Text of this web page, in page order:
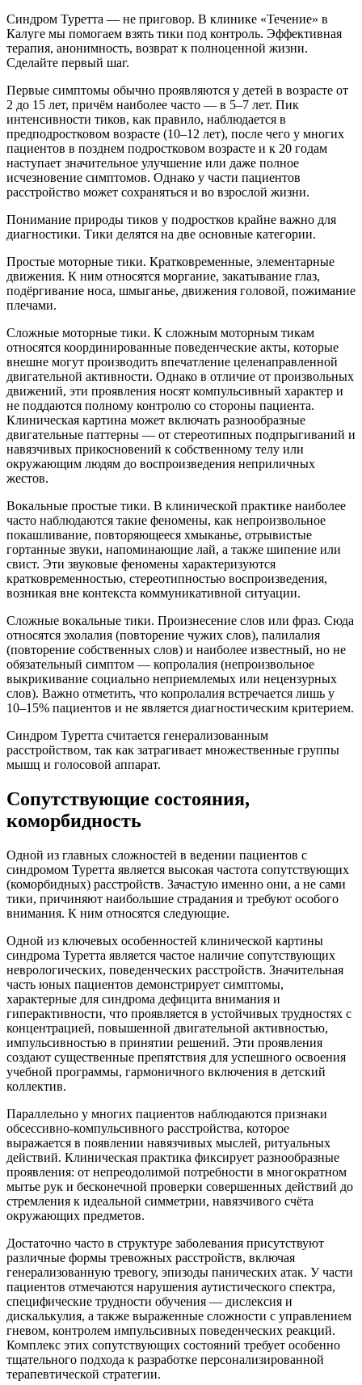
Синдром Туретта — не приговор. В клинике «Течение» в
Калуге мы помогаем взять тики под контроль. Эффективная
терапия, анонимность, возврат к полноценной жизни.
Сделайте первый шаг.
Первые симптомы обычно проявляются у детей в возрасте от
2 до 15 лет, причём наиболее часто — в 5–7 лет. Пик
интенсивности тиков, как правило, наблюдается в
предподростковом возрасте (10–12 лет), после чего у многих
пациентов в позднем подростковом возрасте и к 20 годам
наступает значительное улучшение или даже полное
исчезновение симптомов. Однако у части пациентов
расстройство может сохраняться и во взрослой жизни.
Понимание природы тиков у подростков крайне важно для
диагностики. Тики делятся на две основные категории.
Простые моторные тики. Кратковременные, элементарные
движения. К ним относятся моргание, закатывание глаз,
подёргивание носа, шмыганье, движения головой, пожимание
плечами.
Сложные моторные тики. К сложным моторным тикам
относятся координированные поведенческие акты, которые
внешне могут производить впечатление целенаправленной
двигательной активности. Однако в отличие от произвольных
движений, эти проявления носят компульсивный характер и
не поддаются полному контролю со стороны пациента.
Клиническая картина может включать разнообразные
двигательные паттерны — от стереотипных подпрыгиваний и
навязчивых прикосновений к собственному телу или
окружающим людям до воспроизведения неприличных
жестов.
Вокальные простые тики. В клинической практике наиболее
часто наблюдаются такие феномены, как непроизвольное
покашливание, повторяющееся хмыканье, отрывистые
гортанные звуки, напоминающие лай, а также шипение или
свист. Эти звуковые феномены характеризуются
кратковременностью, стереотипностью воспроизведения,
возникая вне контекста коммуникативной ситуации.
Сложные вокальные тики. Произнесение слов или фраз. Сюда
относятся эхолалия (повторение чужих слов), палилалия
(повторение собственных слов) и наиболее известный, но не
обязательный симптом — копролалия (непроизвольное
выкрикивание социально неприемлемых или нецензурных
слов). Важно отметить, что копролалия встречается лишь у
10–15% пациентов и не является диагностическим критерием.
Синдром Туретта считается генерализованным
расстройством, так как затрагивает множественные группы
мышц и голосовой аппарат.
Сопутствующие состояния,
коморбидность
Одной из главных сложностей в ведении пациентов с
синдромом Туретта является высокая частота сопутствующих
(коморбидных) расстройств. Зачастую именно они, а не сами
тики, причиняют наибольшие страдания и требуют особого
внимания. К ним относятся следующие.
Одной из ключевых особенностей клинической картины
синдрома Туретта является частое наличие сопутствующих
неврологических, поведенческих расстройств. Значительная
часть юных пациентов демонстрирует симптомы,
характерные для синдрома дефицита внимания и
гиперактивности, что проявляется в устойчивых трудностях с
концентрацией, повышенной двигательной активностью,
импульсивностью в принятии решений. Эти проявления
создают существенные препятствия для успешного освоения
учебной программы, гармоничного включения в детский
коллектив.
Параллельно у многих пациентов наблюдаются признаки
обсессивно-компульсивного расстройства, которое
выражается в появлении навязчивых мыслей, ритуальных
действий. Клиническая практика фиксирует разнообразные
проявления: от непреодолимой потребности в многократном
мытье рук и бесконечной проверки совершенных действий до
стремления к идеальной симметрии, навязчивого счёта
окружающих предметов.
Достаточно часто в структуре заболевания присутствуют
различные формы тревожных расстройств, включая
генерализованную тревогу, эпизоды панических атак. У части
пациентов отмечаются нарушения аутистического спектра,
специфические трудности обучения — дислексия и
дискалькулия, а также выраженные сложности с управлением
гневом, контролем импульсивных поведенческих реакций.
Комплекс этих сопутствующих состояний требует особенно
тщательного подхода к разработке персонализированной
терапевтической стратегии.